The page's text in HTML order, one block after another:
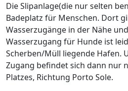
Die Slipanlage(die nur selten
Badeplatz für Menschen. Dort
Wasserzugänge in der Nähe
Wasserzugang für Hunde ist
Scherben/Müll liegende Hafen.
Zugang befindet sich dann nur
Platzes, Richtung Porto Sole.